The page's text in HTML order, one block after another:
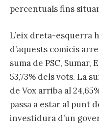
percentuals fins
L’eix dreta-esquerra
d’aquests comicis
suma de PSC, Sumar,
53,73% dels vots. La
de Vox arriba al
passa a estar al punt
investidura d’un